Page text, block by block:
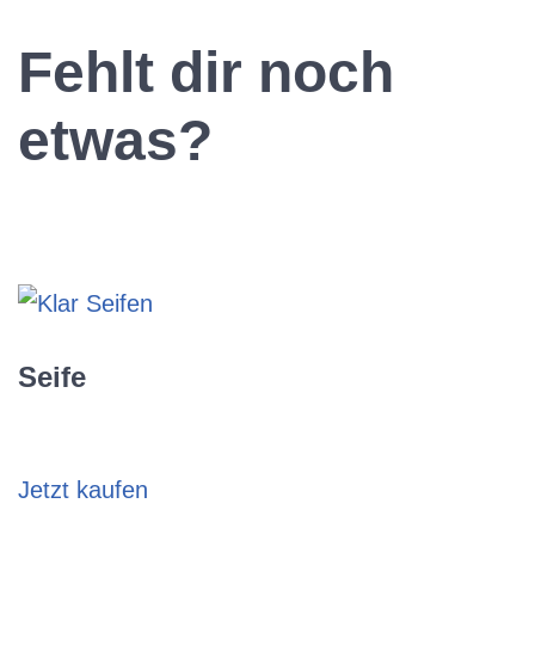
Fehlt dir noch
etwas?
Seife
Jetzt kaufen